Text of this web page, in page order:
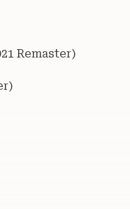
Remaster)